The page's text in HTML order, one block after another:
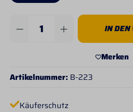
Produkt Anzahl: GibIN DEN
Merken
Artikelnummer: B-223
Käuferschutz